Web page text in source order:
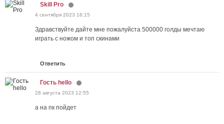
Skill Pro
4 сентября 2023 16:15
Здравствуйте дайте мне пожалуйста 500000 голды мечтаю
играть с ножом и топ скинами
Ответить
Гость hello
28 августа 2023 12:55
а на пк пойдет